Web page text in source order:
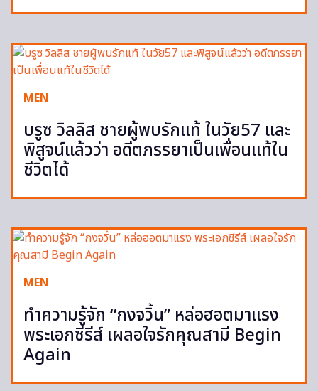
MEN
บรูซ วิลลิส ชายผู้พบรักแท้ ในวัย57 และ
พิสูจน์แล้วว่า อดีตภรรยาเป็นเพื่อนแท้ใน
ชีวิตได้
MEN
ทำความรู้จัก “กงจวิ้น” หล่อฮอตมาแรง
พระเอกซีรีส์ เผลอใจรักคุณสามี Begin
Again